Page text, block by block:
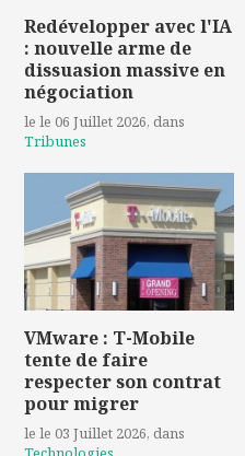
Redévelopper avec l'IA
: nouvelle arme de
dissuasion massive en
négociation
le le 06 Juillet 2026, dans
Tribunes
VMware : T-Mobile
tente de faire
respecter son contrat
pour migrer
le le 03 Juillet 2026, dans